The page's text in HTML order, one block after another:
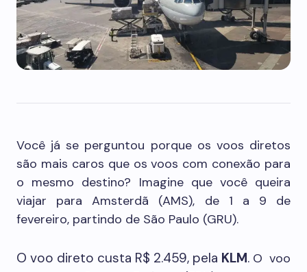
Você já se perguntou porque os voos diretos
são mais caros que os voos com conexão para
o mesmo destino? Imagine que você queira
viajar para Amsterdã (AMS), de 1 a 9 de
fevereiro, partindo de São Paulo (GRU).
O voo direto custa R$ 2.459, pela KLM. O voo